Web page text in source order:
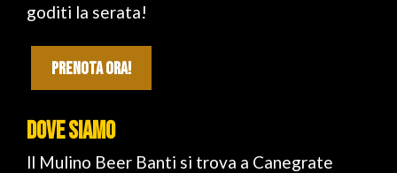
goditi la serata!
PRENOTA ORA!
DOVE SIAMO
ll Mulino Beer Banti si trova a Canegrate